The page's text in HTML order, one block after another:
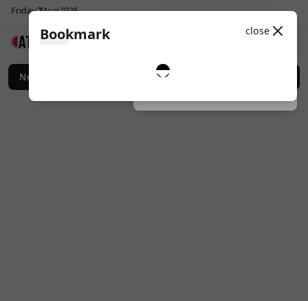
Friday7Aug2026
Light
News
yang Lebih Efektif Top Up Game Online: Cara Praktis
Bookmark close